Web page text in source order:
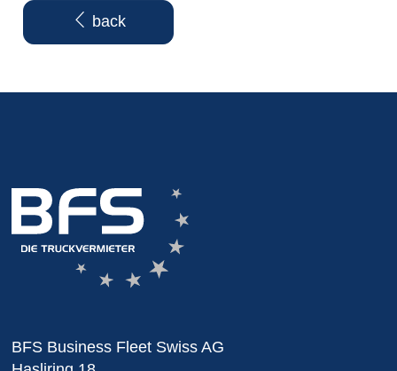
back
BFS Business Fleet Swiss AG